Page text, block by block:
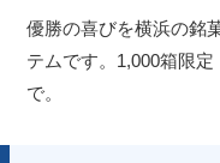
優勝の喜びを横浜の銘
テムです。1,000箱限
で。